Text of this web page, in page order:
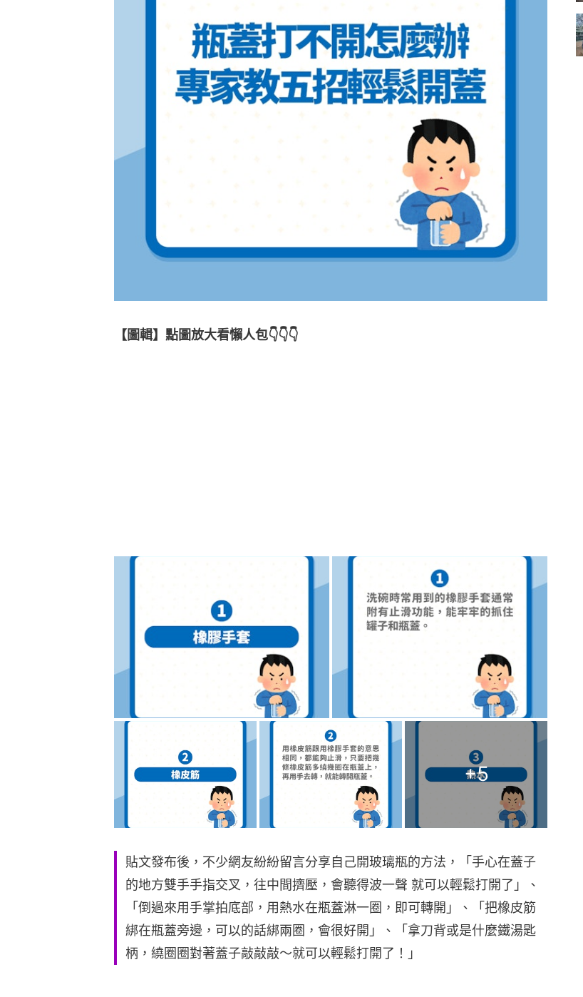
【圖輯】點圖放大看懶人包👇👇👇
+5
貼文發布後，不少網友紛紛留言分享自己開玻璃瓶的方法，「手心在蓋子
的地方雙手手指交叉，往中間擠壓，會聽得波一聲 就可以輕鬆打開了」、
「倒過來用手掌拍底部，用熱水在瓶蓋淋一圈，即可轉開」、「把橡皮筋
綁在瓶蓋旁邊，可以的話綁兩圈，會很好開」、「拿刀背或是什麼鐵湯匙
柄，繞圈圈對著蓋子敲敲敲～就可以輕鬆打開了！」